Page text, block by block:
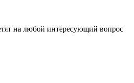
на любой интересующий вопрос